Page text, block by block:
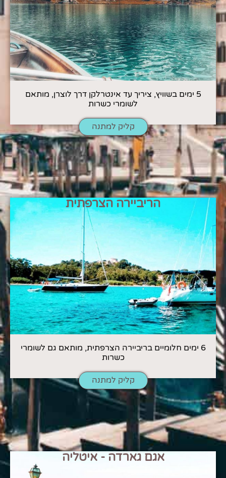
5 ימים בשוויץ, ציריך עד אינטרלקן דרך לוצרן, מותאם
לשומרי כשרות
קליק למתנה
הריביירה הצרפתית
6 ימים חלומיים בריביירה הצרפתית, מותאם גם לשומרי
כשרות
קליק למתנה
אגם גארדה - איטליה